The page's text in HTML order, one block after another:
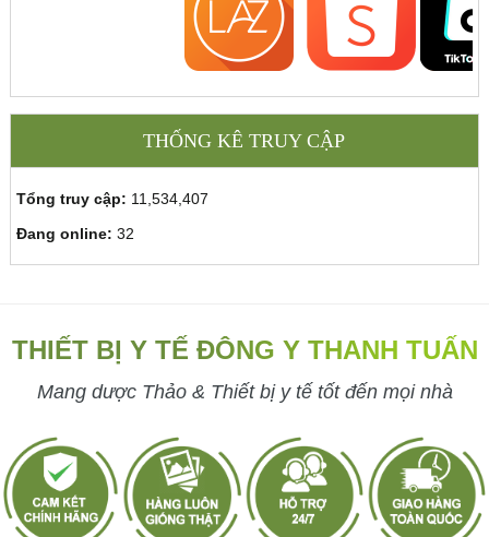
THỐNG KÊ TRUY CẬP
Tổng truy cập: 11,534,407
Đang online: 32
THIẾT BỊ Y TẾ ĐÔNG Y THANH TUẤN
Mang dược Thảo & Thiết bị y tế tốt đến mọi nhà